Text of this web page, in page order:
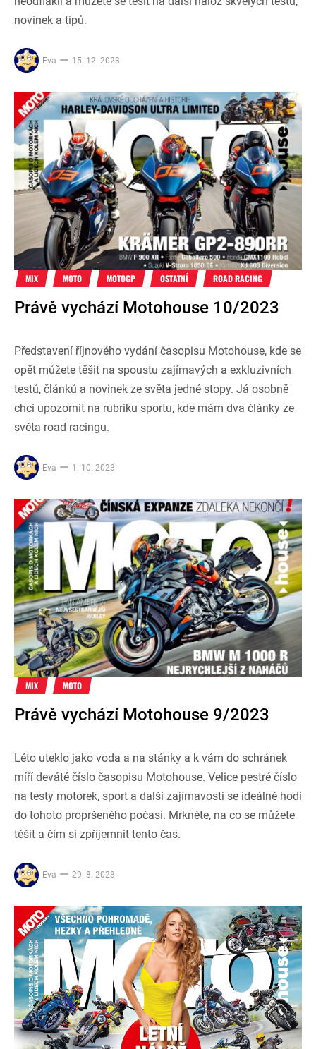
novinek a tipů.
Eva 15. 12. 2023
MIX MOTO MOTOGP OSTATNÍ ROAD RACING
Právě vychází Motohouse 10/2023
Představení říjnového vydání časopisu Motohouse, kde se
opět můžete těšit na spoustu zajímavých a exkluzivních
testů, článků a novinek ze světa jedné stopy. Já osobně
chci upozornit na rubriku sportu, kde mám dva články ze
světa road racingu.
Eva 1. 10. 2023
MIX MOTO
Právě vychází Motohouse 9/2023
Léto uteklo jako voda a na stánky a k vám do schránek
míří deváté číslo časopisu Motohouse. Velice pestré číslo
na testy motorek, sport a další zajímavosti se ideálně hodí
do tohoto propršeného počasí. Mrkněte, na co se můžete
těšit a čím si zpříjemnit tento čas.
Eva 29. 8. 2023